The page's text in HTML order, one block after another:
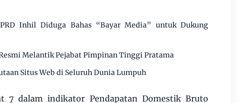
Inhil Diduga Bahas “Bayar Media” untuk Dukung
Melantik Pejabat Pimpinan Tinggi Pratama
Situs Web di Seluruh Dunia Lumpuh
7 dalam indikator Pendapatan Domestik Bruto